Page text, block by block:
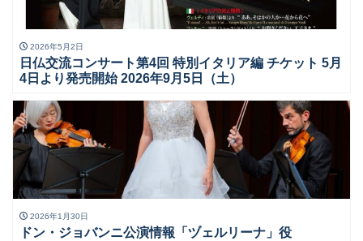
2026年5月2日
日仏交流コンサート第4回 特別イタリア編 チケット 5月
4日より発売開始 2026年9月5日（土）
2026年1月30日
ドン・ジョバンニ公演情報「ヅェルリーナ」役